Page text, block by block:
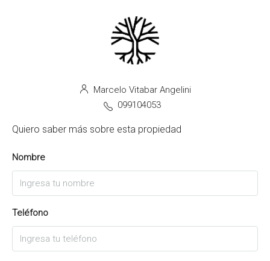
Marcelo Vitabar Angelini
099104053
Quiero saber más sobre esta propiedad
Nombre
Teléfono